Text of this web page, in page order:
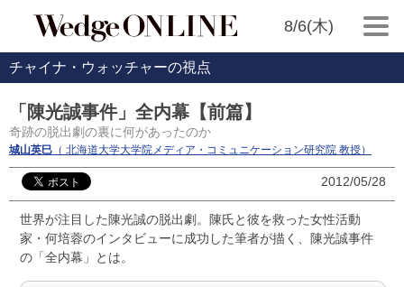
8/6(木)
チャイナ・ウォッチャーの視点
「陳光誠事件」全内幕【前篇】
奇跡の脱出劇の裏に何があったのか
城山英巳 （ 北海道大学大学院メディア・コミュニケーション研究院 教授）
2012/05/28
世界が注目した陳光誠の脱出劇。陳氏と彼を救った女性活動
家・何培蓉のインタビューに成功した筆者が描く、陳光誠事件
の「全内幕」とは。